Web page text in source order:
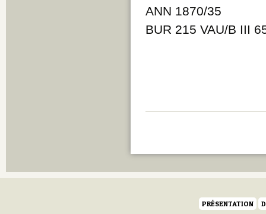
ANN 1870/35
BUR 215 VAU/B III
PRÉSENTATION